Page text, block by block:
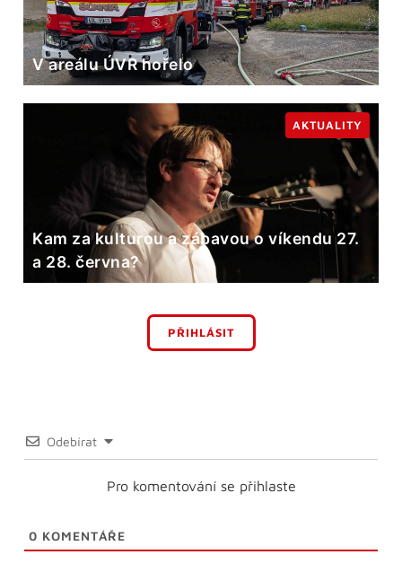
V areálu ÚVR hořelo
Kam za kulturou a zábavou o víkendu 27.
a 28. června?
AKTUALITY
PŘIHLÁSIT
Odebírat
Pro komentování se přihlaste
0 KOMENTÁŘE